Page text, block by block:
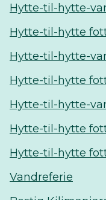
Hytte-til-hytte-
Hytte-til-hytte
Hytte-til-hytte-
Hytte-til-hytte
Hytte-til-hytte-
Hytte-til-hytte
Hytte-til-hytte
Vandreferie